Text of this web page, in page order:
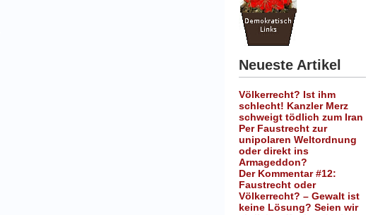
Neueste Artikel
Völkerrecht? Ist ihm
schlecht! Kanzler Merz
schweigt tödlich zum Iran
Per Faustrecht zur
unipolaren Weltordnung
oder direkt ins
Armageddon?
Der Kommentar #12:
Faustrecht oder
Völkerrecht? – Gewalt ist
keine Lösung? Seien wir